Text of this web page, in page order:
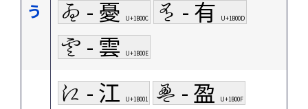
う 𛀌 - 憂 U+1B00C 𛀍 - 有 U+1B00D
𛀎 - 雲 U+1B00E
𛀁 - 江 U+1B001 𛀏 - 盈 U+1B00F